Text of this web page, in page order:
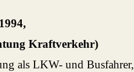
Kraftverkehr)
als LKW- und Busfahrer,